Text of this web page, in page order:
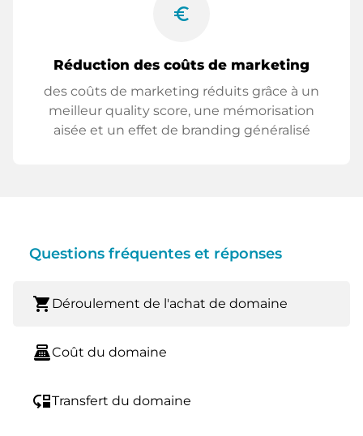
euro_symbol
Réduction des coûts de marketing
des coûts de marketing réduits grâce à un
meilleur quality score, une mémorisation
aisée et un effet de branding généralisé
Questions fréquentes et réponses
shopping_cart Déroulement de l'achat de domaine
point_of_saleCoût du domaine
move_downTransfert du domaine